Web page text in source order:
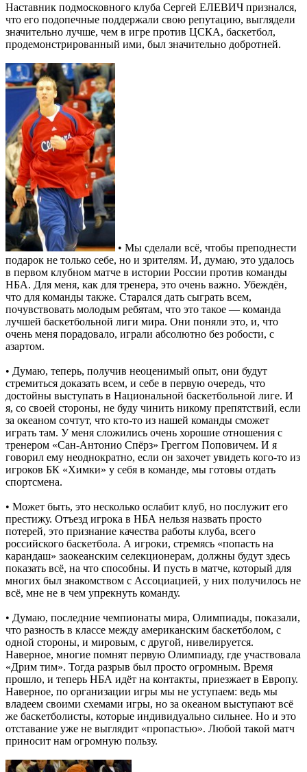
Наставник подмосковного клуба Сергей ЕЛЕВИЧ признался,
что его подопечные поддержали свою репутацию, выглядели
значительно лучше, чем в игре против ЦСКА, баскетбол,
продемонстрированный ими, был значительно добротней.
• Мы сделали всё, чтобы преподнести
подарок не только себе, но и зрителям. И, думаю, это удалось
в первом клубном матче в истории России против команды
НБА. Для меня, как для тренера, это очень важно. Убеждён,
что для команды также. Старался дать сыграть всем,
почувствовать молодым ребятам, что это такое — команда
лучшей баскетбольной лиги мира. Они поняли это, и, что
очень меня порадовало, играли абсолютно без робости, с
азартом.
• Думаю, теперь, получив неоценимый опыт, они будут
стремиться доказать всем, и себе в первую очередь, что
достойны выступать в Национальной баскетбольной лиге. И
я, со своей стороны, не буду чинить никому препятствий, если
за океаном сочтут, что кто-то из нашей команды сможет
играть там. У меня сложились очень хорошие отношения с
тренером «Сан-Антонио Спёрз» Греггом Поповичем. И я
говорил ему неоднократно, если он захочет увидеть кого-то из
игроков БК «Химки» у себя в команде, мы готовы отдать
спортсмена.
• Может быть, это несколько ослабит клуб, но послужит его
престижу. Отъезд игрока в НБА нельзя назвать просто
потерей, это признание качества работы клуба, всего
российского баскетбола. А игроки, стремясь «попасть на
карандаш» заокеанским селекционерам, должны будут здесь
показать всё, на что способны. И пусть в матче, который для
многих был знакомством с Ассоциацией, у них получилось не
всё, мне не в чем упрекнуть команду.
• Думаю, последние чемпионаты мира, Олимпиады, показали,
что разность в классе между американским баскетболом, с
одной стороны, и мировым, с другой, нивелируется.
Наверное, многие помнят первую Олимпиаду, где участвовала
«Дрим тим». Тогда разрыв был просто огромным. Время
прошло, и теперь НБА идёт на контакты, приезжает в Европу.
Наверное, по организации игры мы не уступаем: ведь мы
владеем своими схемами игры, но за океаном выступают всё
же баскетболисты, которые индивидуально сильнее. Но и это
отставание уже не выглядит «пропастью». Любой такой матч
приносит нам огромную пользу.